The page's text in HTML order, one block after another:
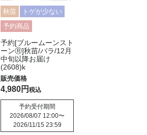
秋苗
トゲが少ない
予約商品
予約[ブルームーンスト
ーンⓇ]秋苗/バラ/12月
中旬以降お届け
(2608)k
4,980 税込
予約受付期間
2026/08/07 12:00〜
2026/11/15 23:59